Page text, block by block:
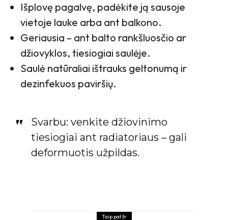
Išplovę pagalvę, padėkite ją sausoje
vietoje lauke arba ant balkono.
Geriausia – ant balto rankšluosčio ar
džiovyklos, tiesiogiai saulėje.
Saulė natūraliai ištrauks geltonumą ir
dezinfekuos paviršių.
Svarbu: venkite džiovinimo
tiesiogiai ant radiatoriaus – gali
deformuotis užpildas.
Taip pat žr